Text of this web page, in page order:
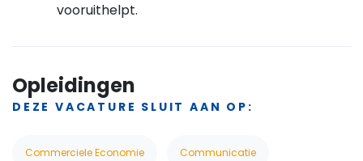
vooruithelpt.
Opleidingen
DEZE VACATURE SLUIT AAN OP:
Commerciele Economie Communicatie